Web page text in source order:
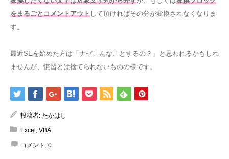
をまるごとコメントアウト して頂ければその分が変換されなくなりま
す。
最近SEを始めた方は「ナゼこんなことするの？」と思われるかもしれ
ませんが、慣習とは捨てられないものの様です。
投稿者: たかはし
Excel , VBA
コメント: 0